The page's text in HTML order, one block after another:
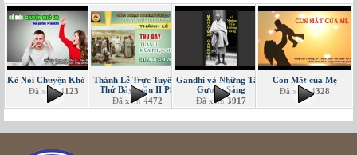
Kẻ Nói Chuyện Khó Ưa
Đã xem4123
Thánh Lễ Trực Tuyến -
Thứ Bảy tuần II PS
Đã xem4472
Gandhi và Những Tấm
Gương Sáng
Đã xem3917
Con Mắt của Mẹ
Đã xem4328